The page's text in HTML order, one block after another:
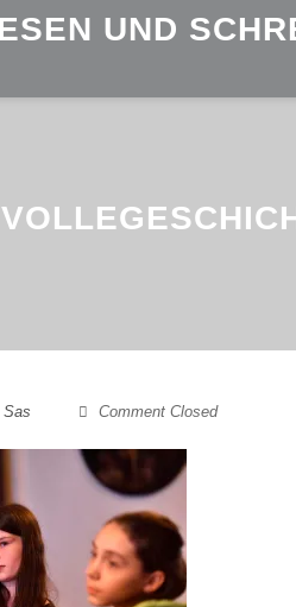
UND
Sas Comment Closed